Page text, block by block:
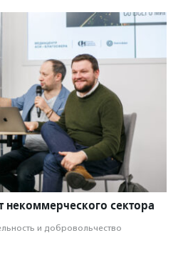
некоммерческого сектора
и доброволь­чест­во